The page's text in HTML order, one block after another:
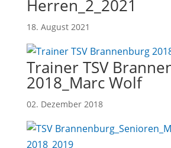
Herren_2_2021
18. August 2021
Trainer TSV
2018_Marc Wolf
02. Dezember 2018